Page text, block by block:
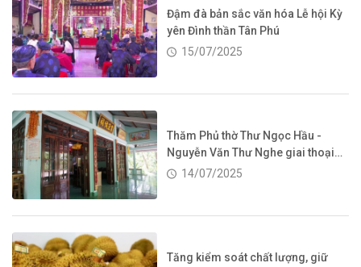
Đậm đà bản sắc văn hóa Lễ hội Kỳ
yên Đình thần Tân Phú
15/07/2025
Thăm Phủ thờ Thư Ngọc Hầu -
Nguyễn Văn Thư Nghe giai thoại
về vị tướng tài ba và cây xoài gần
14/07/2025
Tăng kiểm soát chất lượng, giữ